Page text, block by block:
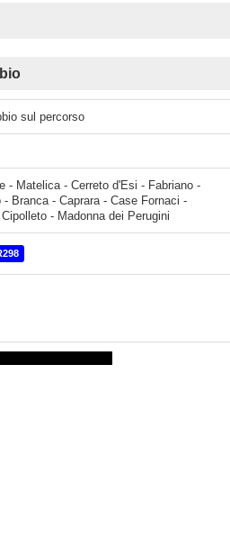
sul percorso
- Matelica - Cerreto d'Esi - Fabriano -
Branca - Caprara - Case Fornaci -
- Madonna dei Perugini